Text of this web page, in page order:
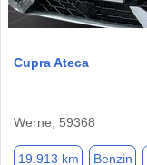
Cupra Ateca
Werne, 59368
19.913 km Benzin